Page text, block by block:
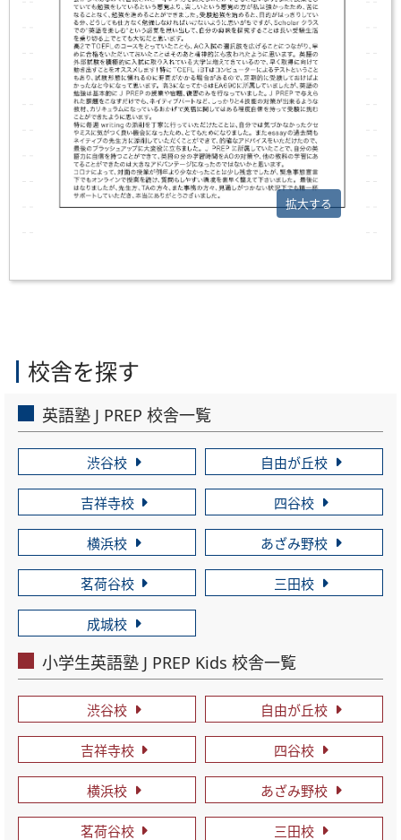
拡大する
校舎を探す
英語塾 J PREP 校舎一覧
渋谷校 自由が丘校
吉祥寺校 四谷校
横浜校 あざみ野校
茗荷谷校 三田校
成城校
小学生英語塾 J PREP Kids 校舎一覧
渋谷校 自由が丘校
吉祥寺校 四谷校
横浜校 あざみ野校
茗荷谷校 三田校